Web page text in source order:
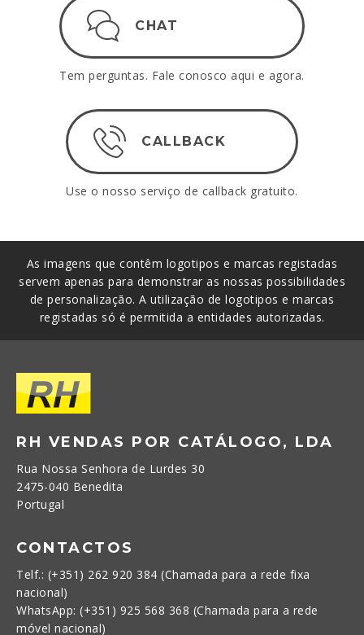
CHAT
Tem perguntas. Fale conosco aqui e agora.
CALLBACK
Use o nosso serviço de callback gratuito.
As imagens que contêm logotipos e marcas registadas
servem apenas para demonstrar as nossas possibilidades
de personalização. A utilização de logotipos e marcas
registadas só é permitida a entidades autorizadas.
RH VENDAS POR CATÁLOGO, LDA
Rua Nossa Senhora de Lurdes 30
2475-040 Benedita
Portugal
CONTACTOS
Telf.: (+351) 262 920 384 (Chamada para a rede fixa
nacional)
WhatsApp: (+351) 925 568 368 (Chamada para a rede
móvel nacional)